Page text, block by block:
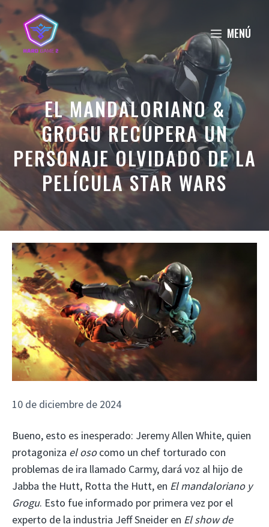
Saltar
al
contenido
MENÚ
EL MANDALORIANO &
GROGU RECUPERA UN
PERSONAJE OLVIDADO DE LA
PELÍCULA STAR WARS
10 de diciembre de 2024
Bueno, esto es inesperado: Jeremy Allen White, quien
protagoniza el osocomo un chef torturado con
problemas de ira llamado Carmy, dará voz al hijo de
Jabba the Hutt, Rotta the Hutt, en El mandaloriano y
Grogu. Esto fue informado por primera vez por el
experto de la industria Jeff Sneider en El show de